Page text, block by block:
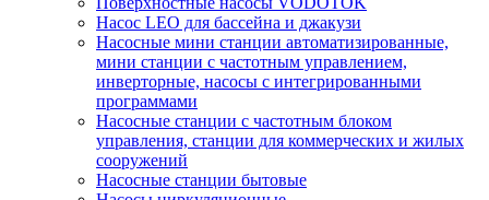
Насос LEO для бассейна и джакузи
Насосные мини станции автоматизированные,
мини станции с частотным управлением,
инверторные, насосы с интегрированными
программами
Насосные станции с частотным блоком
управления, станции для коммерческих и жилых
сооружений
Насосные станции бытовые